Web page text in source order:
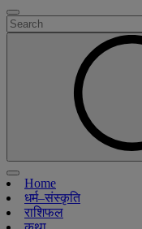
Home
धर्म–संस्कृति
राशिफल